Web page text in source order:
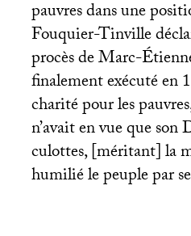
pauvres dans une
Fouquier-Tinville
procès de Marc-
finalement exécuté en
charité pour les
n’avait en vue que son
culottes, [méritant] la
humilié le peuple par